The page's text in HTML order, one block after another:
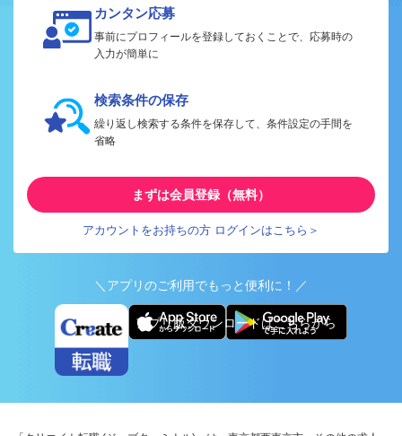
カンタン応募
事前にプロフィールを登録しておくことで、応募時の
入力が簡単に
検索条件の保存
繰り返し検索する条件を保存して、条件設定の手間を
省略
まずは会員登録（無料）
アカウントをお持ちの方 ログインはこちら＞
＼アプリのご利用でもっと便利に！／
アプリ版ダウンロードはこちらから